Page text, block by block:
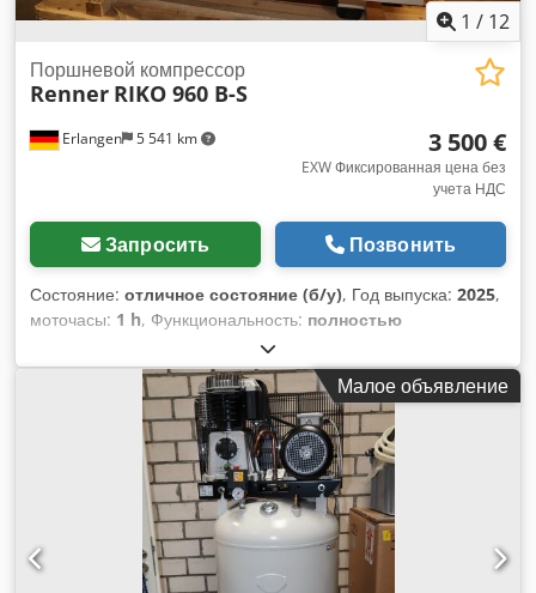
1 / 12
Erlangen 5 541 km
Поршневой компрессор
Renner RIKO 960 B-S
3 500 €
EXW Фиксированная цена без
учета НДС
Запросить Позвонить
Состояние: отличное состояние (б/у), Год выпуска: 2025,
моточасы: 1 h, Функциональность: полностью
, номер машины/транспортного средства:
31927596, Демонстрационный образец (в наличии):
Поршневой компрессор RENNER Riko 960/B-S с
переключением звезда-треугольник с шумопоглощающим
кожухом Технические данные: Мощность двигателя: 5,5 кВт
Dsdpfoxzgilsx Ahueck Номинальное напряжение: 400 В
Максимальное давление: 10 бар Производительность при 7
бар: 740 л/мин Цилиндры / ступени: 2/2 Уровень шума: 69
дБ(A) Габариты (Д x Ш x В): 985 x 722 x 802 мм Вес: 206 кг
Отправка возможна за дополнительную плату. Лизинговое
Малое объявление